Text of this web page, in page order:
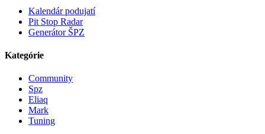
Kalendár podujatí
Pit Stop Radar
Generátor ŠPZ
Kategórie
Community
Spz
Eliaq
Mark
Tuning